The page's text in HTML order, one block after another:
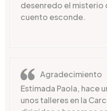
desenredo el misterio
cuento esconde.
Agradecimiento
Estimada Paola, hace
unos talleres en la